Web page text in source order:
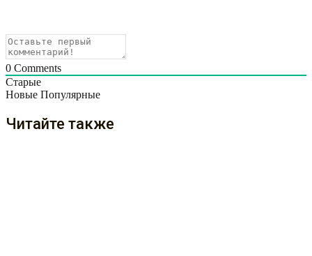
0 Comments
Старые
Новые Популярные
Читайте также